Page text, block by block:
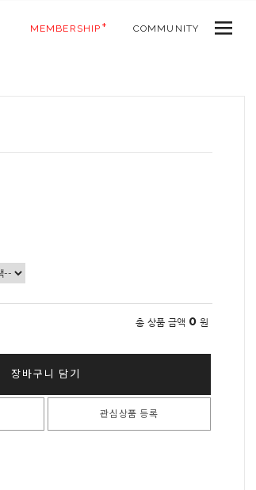
MEMBERSHIP COMMUNITY
총 상품 금액 0 원
장바구니 담기
관심상품 등록